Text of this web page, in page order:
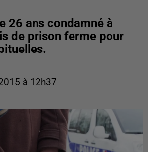
26 ans condamné à
de prison ferme pour
à 12h37